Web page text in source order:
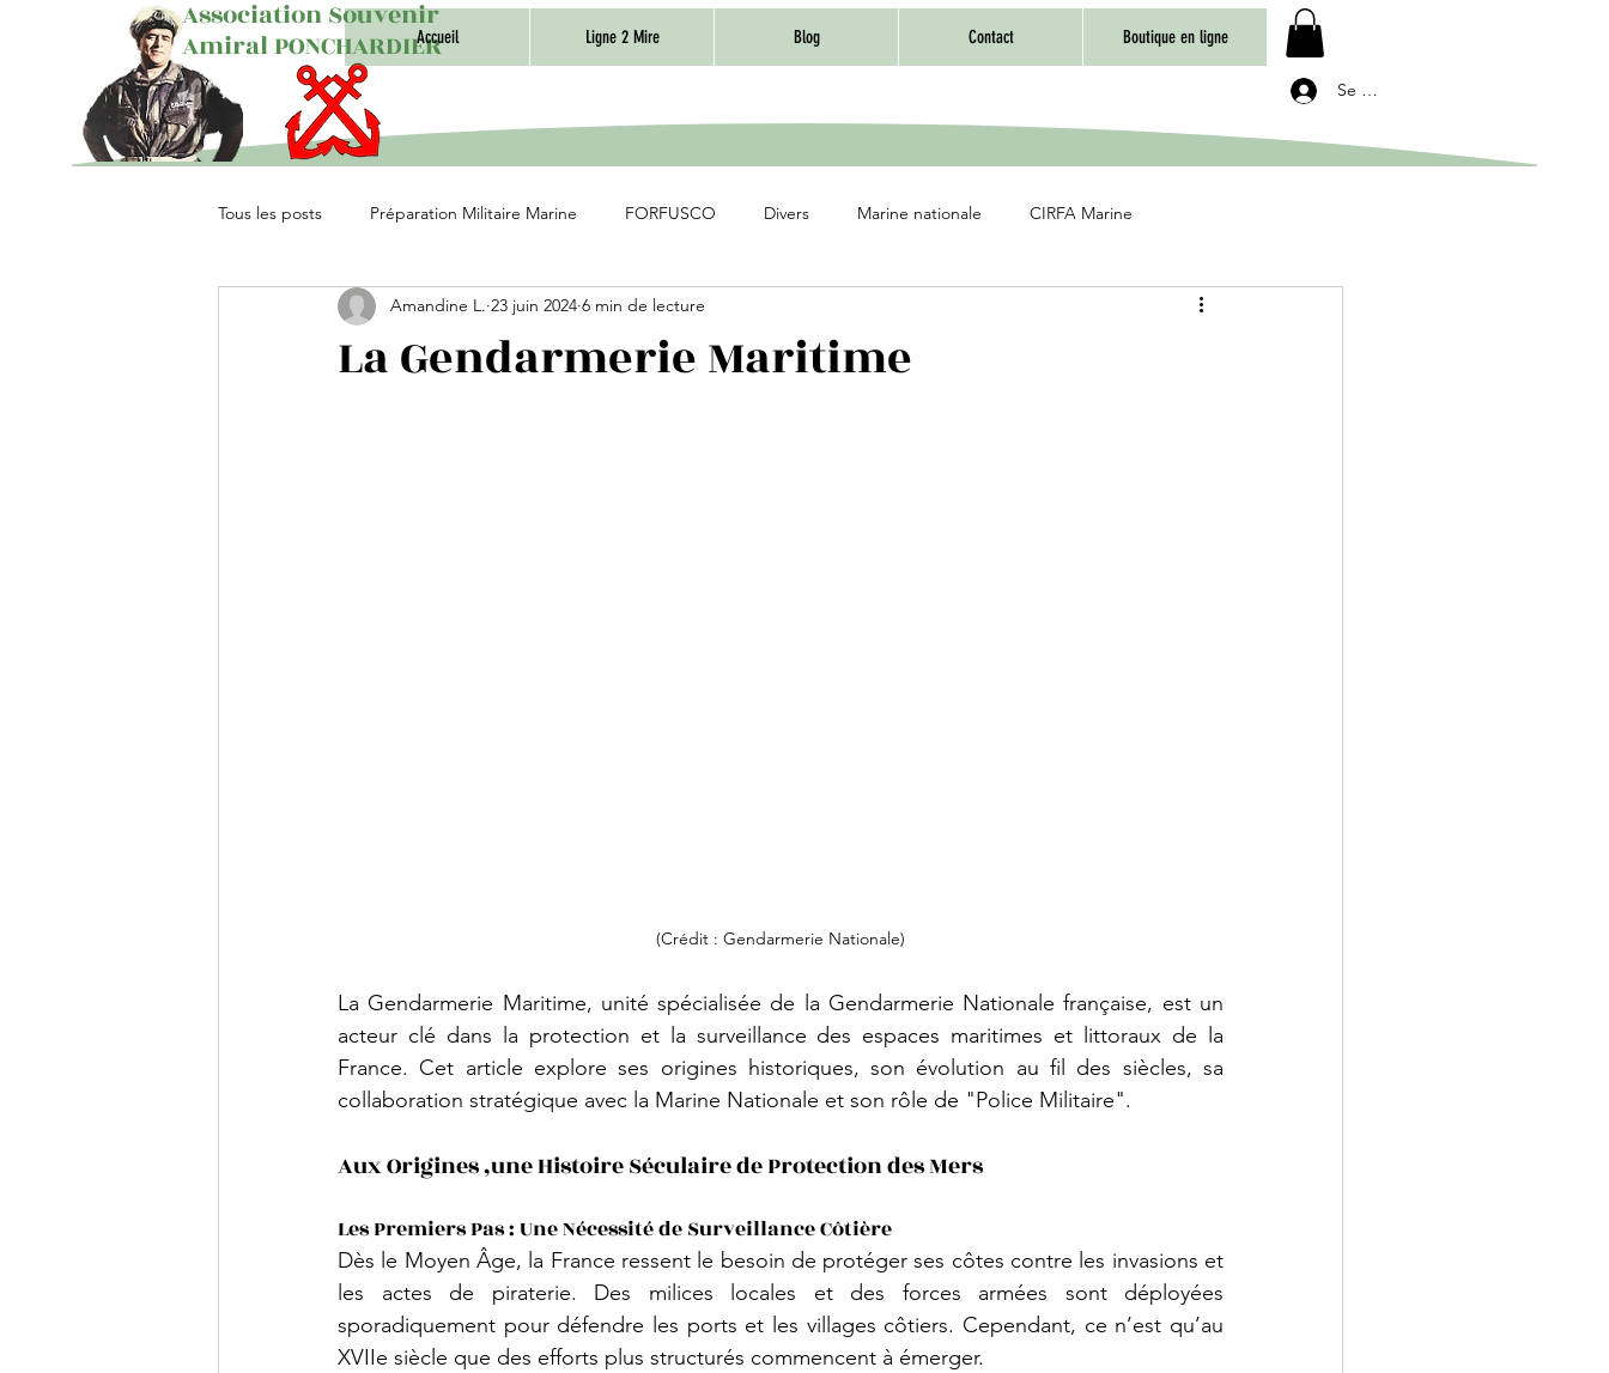
Association Souvenir
Amiral PONCHARDIER
Accueil Ligne 2 Mire Blog Contact Boutique en ligne
Se connecter
Tous les posts Préparation Militaire Marine FORFUSCO Divers Marine nationale CIRFA Marine
Unités Parachutistes
La Gendarmerie Maritime
Amandine L. 23 juin 2024 6 min de lecture
(Crédit : Gendarmerie Nationale)
La Gendarmerie Maritime, unité spécialisée de la Gendarmerie Nationale française, est un
acteur clé dans la protection et la surveillance des espaces maritimes et littoraux de la
France. Cet article explore ses origines historiques, son évolution au fil des siècles, sa
collaboration stratégique avec la Marine Nationale et son rôle de "Police Militaire".
Aux Origines ,une Histoire Séculaire de Protection des Mers
Les Premiers Pas : Une Nécessité de Surveillance Côtière
Dès le Moyen Âge, la France ressent le besoin de protéger ses côtes contre les invasions et
les actes de piraterie. Des milices locales et des forces armées sont déployées
sporadiquement pour défendre les ports et les villages côtiers. Cependant, ce n’est qu’au
XVIIe siècle que des efforts plus structurés commencent à émerger.